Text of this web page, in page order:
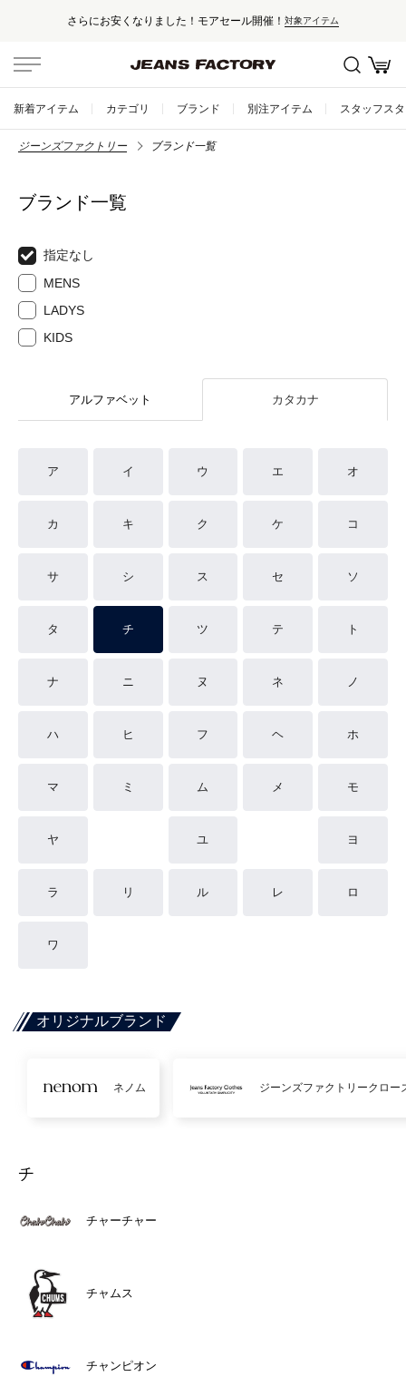
さらにお安くなりました！モアセール開催！ 対象アイテム
新着アイテム カテゴリ ブランド 別注アイテム スタッフス
ジーンズファクトリー ブランド一覧
ブランド一覧
指定なし
MENS
LADYS
KIDS
アルファベット カタカナ
ア イ ウ エ オ
カ キ ク ケ コ
サ シ ス セ ソ
タ チ ツ テ ト
ナ ニ ヌ ネ ノ
ハ ヒ フ ヘ ホ
マ ミ ム メ モ
ヤ ユ ヨ
ラ リ ル レ ロ
ワ
オリジナルブランド
ネノム ジーンズファクトリークロー
チ
チャーチャー
チャムス
チャンピオン